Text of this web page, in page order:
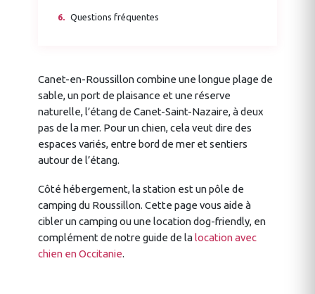
Questions fréquentes
Canet-en-Roussillon combine une longue plage de
sable, un port de plaisance et une réserve
naturelle, l’étang de Canet-Saint-Nazaire, à deux
pas de la mer. Pour un chien, cela veut dire des
espaces variés, entre bord de mer et sentiers
autour de l’étang.
Côté hébergement, la station est un pôle de
camping du Roussillon. Cette page vous aide à
cibler un camping ou une location dog-friendly, en
complément de notre guide de lalocation avec
chien en Occitanie.